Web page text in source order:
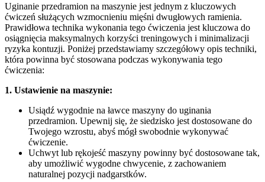
Uginanie przedramion na maszynie jest jednym z kluczowych
ćwiczeń służących wzmocnieniu mięśni dwugłowych ramienia.
Prawidłowa technika wykonania tego ćwiczenia jest kluczowa do
osiągnięcia maksymalnych korzyści treningowych i minimalizacji
ryzyka kontuzji. Poniżej przedstawiamy szczegółowy opis techniki,
która powinna być stosowana podczas wykonywania tego
ćwiczenia:
1. Ustawienie na maszynie:
Usiądź wygodnie na ławce maszyny do uginania
przedramion. Upewnij się, że siedzisko jest dostosowane do
Twojego wzrostu, abyś mógł swobodnie wykonywać
ćwiczenie.
Uchwyt lub rękojeść maszyny powinny być dostosowane tak,
aby umożliwić wygodne chwycenie, z zachowaniem
naturalnej pozycji nadgarstków.